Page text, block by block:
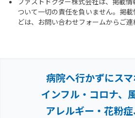
ついて一切の責任を負いません。掲
どは、お問い合わせフォームからご連
病院へ行かずにス
インフル・コロナ、
アレルギー・花粉症